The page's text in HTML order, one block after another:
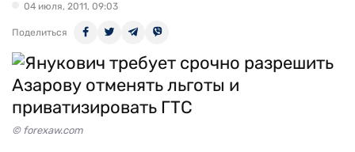
04 июля, 2011, 09:03
Поделиться
© forexaw.com